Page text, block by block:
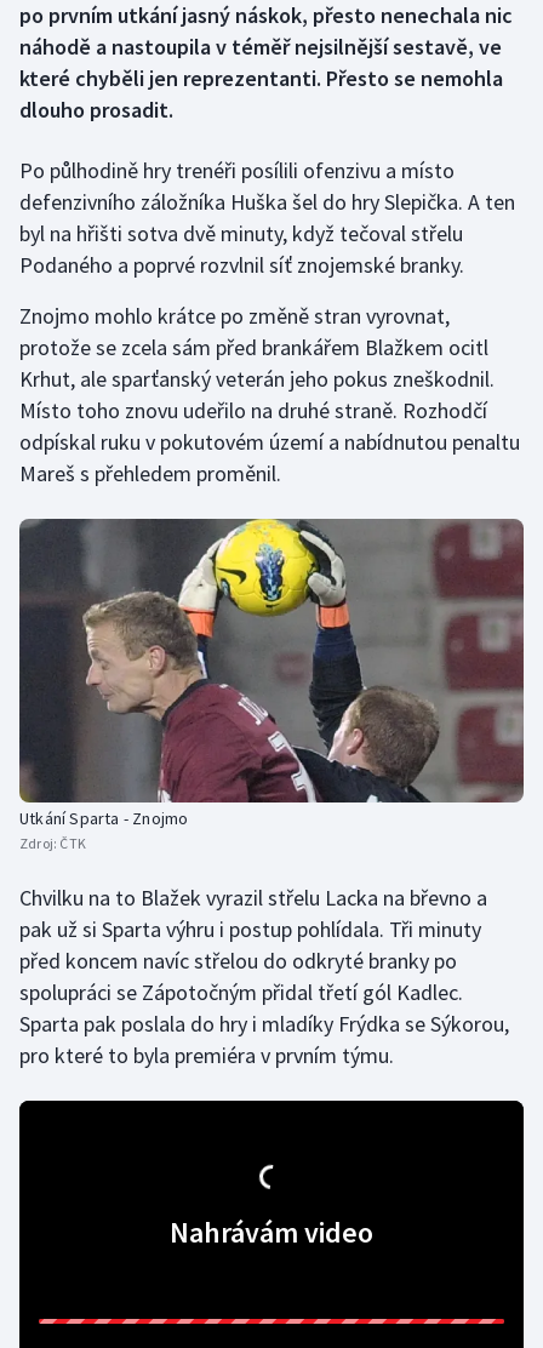
Florbal
Futsal
Gymnastika
Házená
Jezdectví
Judo
Krasobruslení
Moderní pětiboj
Motorsport
Olympijské hry
Plavání
Plážový volejbal
Ragby
Rychlobruslení
Triatlon
po prvním utkání jasný náskok, přesto nenechala nic
náhodě a nastoupila v téměř nejsilnější sestavě, ve
které chyběli jen reprezentanti. Přesto se nemohla
dlouho prosadit.
Po půlhodině hry trenéři posílili ofenzivu a místo
defenzivního záložníka Huška šel do hry Slepička. A ten
byl na hřišti sotva dvě minuty, když tečoval střelu
Podaného a poprvé rozvlnil síť znojemské branky.
Znojmo mohlo krátce po změně stran vyrovnat,
protože se zcela sám před brankářem Blažkem ocitl
Krhut, ale sparťanský veterán jeho pokus zneškodnil.
Místo toho znovu udeřilo na druhé straně. Rozhodčí
odpískal ruku v pokutovém území a nabídnutou penaltu
Mareš s přehledem proměnil.
Utkání Sparta - Znojmo
Zdroj: ČTK
Chvilku na to Blažek vyrazil střelu Lacka na břevno a
pak už si Sparta výhru i postup pohlídala. Tři minuty
před koncem navíc střelou do odkryté branky po
spolupráci se Zápotočným přidal třetí gól Kadlec.
Sparta pak poslala do hry i mladíky Frýdka se Sýkorou,
pro které to byla premiéra v prvním týmu.
Nahrávám video